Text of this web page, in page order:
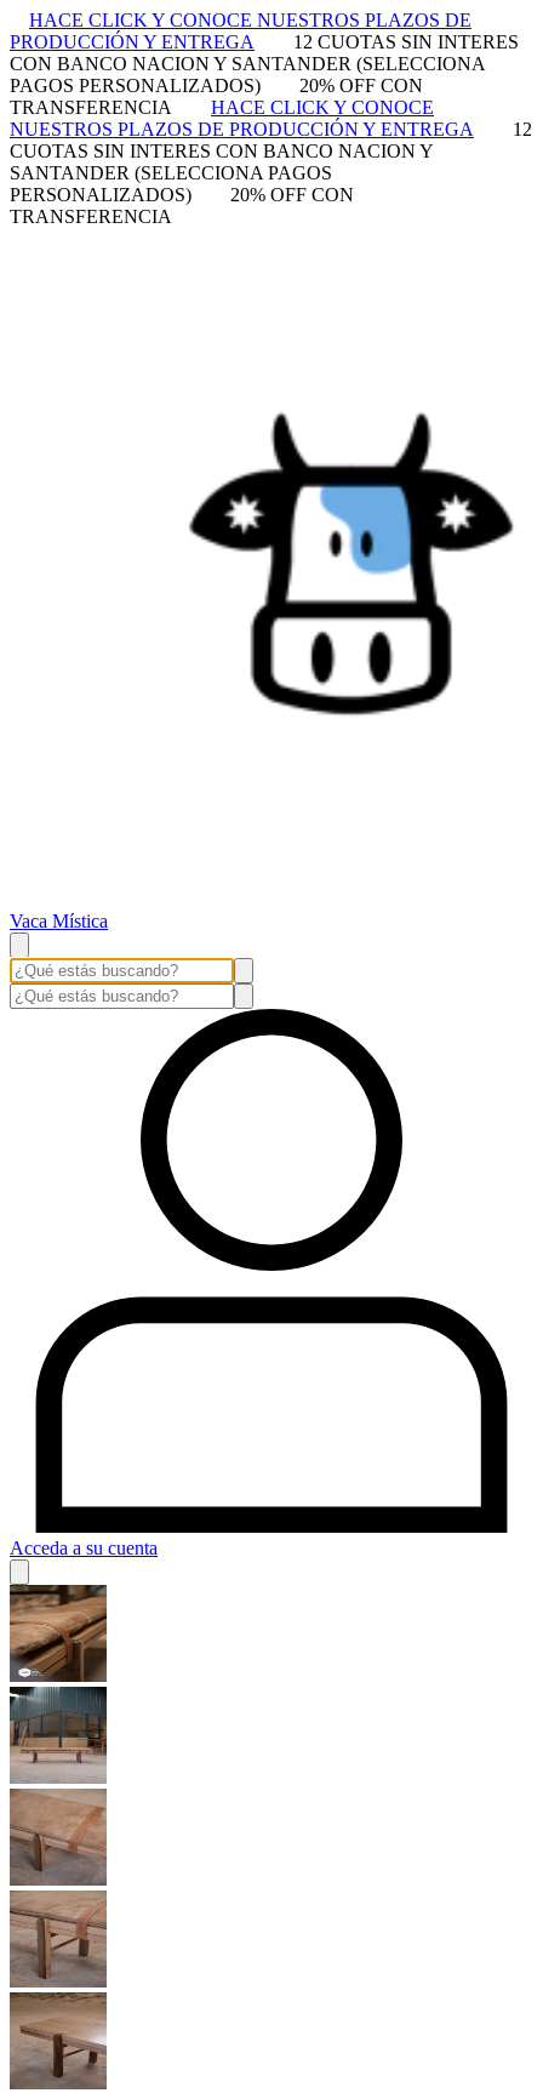
HACE CLICK Y CONOCE NUESTROS PLAZOS DE
PRODUCCIÓN Y ENTREGA
12 CUOTAS SIN INTERES
CON BANCO NACION Y SANTANDER (SELECCIONA
PAGOS PERSONALIZADOS)
20% OFF CON
TRANSFERENCIA
HACE CLICK Y CONOCE
NUESTROS PLAZOS DE PRODUCCIÓN Y ENTREGA
12
CUOTAS SIN INTERES CON BANCO NACION Y
SANTANDER (SELECCIONA PAGOS
PERSONALIZADOS)
20% OFF CON
TRANSFERENCIA
Vaca Mística
Acceda a su cuenta